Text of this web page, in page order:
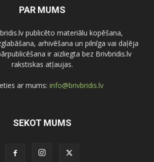
PAR MUMS
publicēto materiālu kopēšana,
arhivēšana un pilnīga vai daļēja
ir aizliegta bez Brivbridis.lv
rakstiskas atļaujas.
ar mums: info@brivbridis.lv
SEKOT MUMS